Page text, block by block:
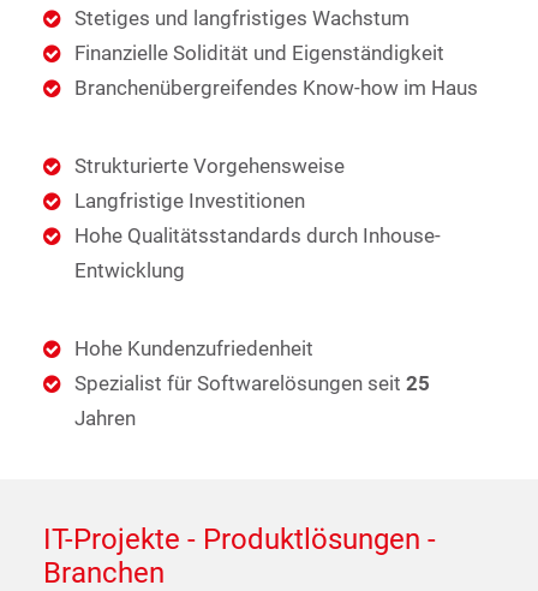
Stetiges und langfristiges Wachstum
Finanzielle Solidität und Eigenständigkeit
Branchenübergreifendes Know-how im Haus
Strukturierte Vorgehensweise
Langfristige Investitionen
Hohe Qualitätsstandards durch Inhouse-
Entwicklung
Hohe Kundenzufriedenheit
Spezialist für Softwarelösungen seit 25
Jahren
IT-Projekte - Produktlösungen -
Branchen